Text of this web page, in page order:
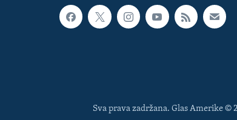
Sva prava zadržana. Glas Amerike